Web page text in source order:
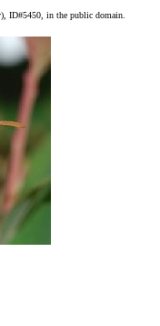
ID#5450, in the public domain.